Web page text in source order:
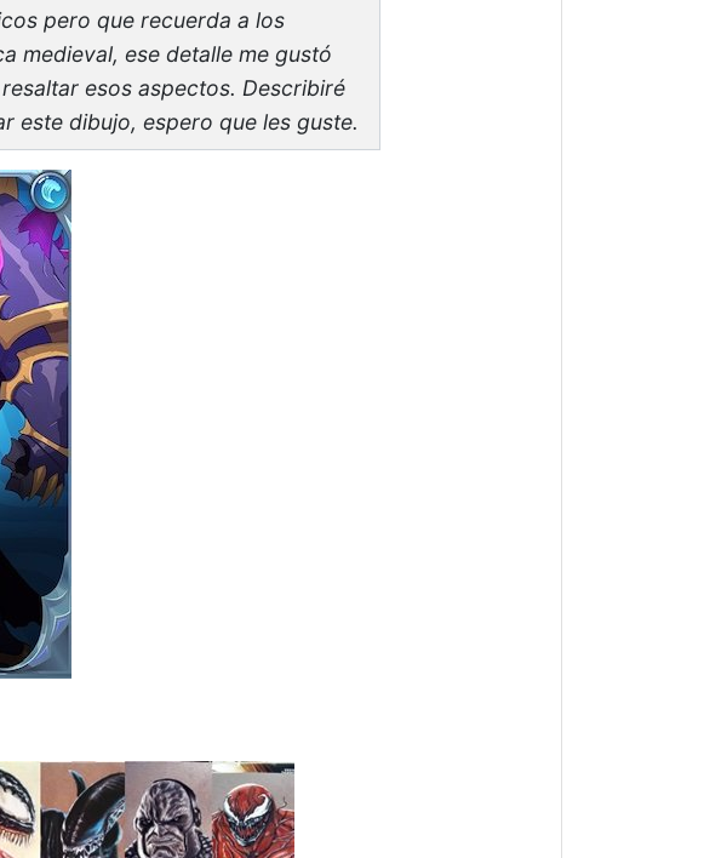
pero que recuerda a los
medieval, ese detalle me gustó
esos aspectos. Describiré
este dibujo, espero que les guste.